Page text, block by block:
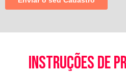
instruções de